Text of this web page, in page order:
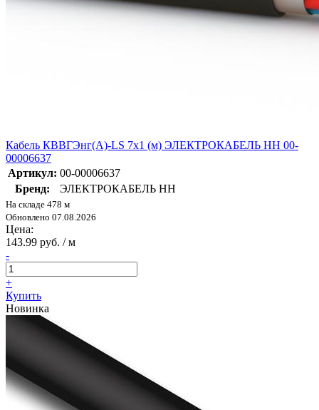
Кабель КВВГЭнг(А)-LS 7х1 (м) ЭЛЕКТРОКАБЕЛЬ НН 00-
00006637
Артикул: 00-00006637
Бренд:
ЭЛЕКТРОКАБЕЛЬ НН
На складе 478 м
Обновлено 07.08.2026
Цена:
143.99 руб. / м
-
+
Купить
Новинка